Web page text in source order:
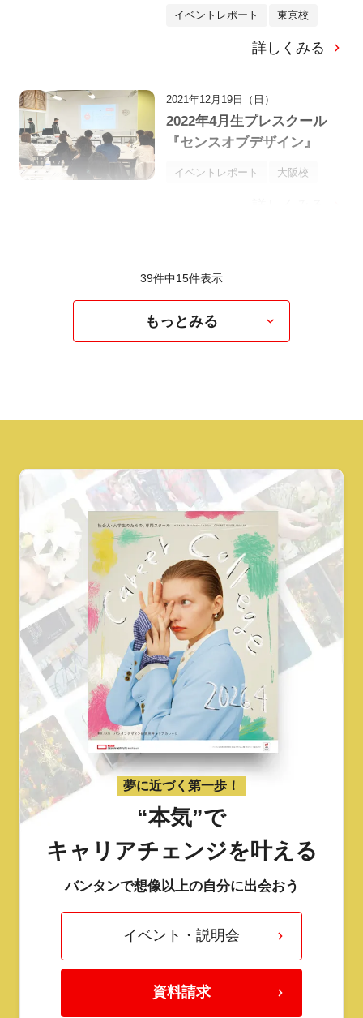
イベントレポート 東京校
詳しくみる
2021年12月19日（日）
2022年4月生プレスクール
『センスオブデザイン』
イベントレポート 大阪校
39件中15件表示
もっとみる
夢に近づく第一歩！
“本気”で
キャリアチェンジを叶える
バンタンで想像以上の自分に出会おう
イベント・説明会
資料請求